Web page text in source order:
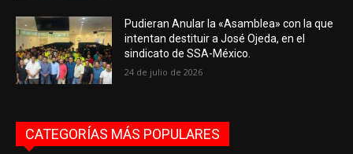
Pudieran Anular la «Asamblea» con la que
intentan destituir a José Ojeda, en el
sindicato de SSA-México.
24 de julio de 2026
CATEGORÍAS MÁS POPULARES